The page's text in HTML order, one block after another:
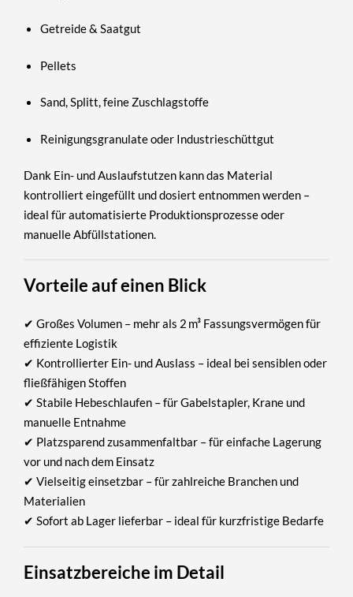
Getreide & Saatgut
Pellets
Sand, Splitt, feine Zuschlagstoffe
Reinigungsgranulate oder Industrieschüttgut
Dank Ein- und Auslaufstutzen kann das Material
kontrolliert eingefüllt und dosiert entnommenwerden –
ideal für automatisierte Produktionsprozesse oder
manuelle Abfüllstationen.
Vorteile auf einen Blick
✔ Großes Volumen – mehr als 2 m³ Fassungsvermögen für
effiziente Logistik
✔ Kontrollierter Ein- und Auslass – ideal bei sensiblen oder
fließfähigen Stoffen
✔ Stabile Hebeschlaufen – für Gabelstapler, Krane und
manuelle Entnahme
✔ Platzsparend zusammenfaltbar – für einfache Lagerung
vor und nach dem Einsatz
✔ Vielseitig einsetzbar – für zahlreiche Branchen und
Materialien
✔ Sofort ab Lager lieferbar – ideal für kurzfristige Bedarfe
Einsatzbereiche im Detail